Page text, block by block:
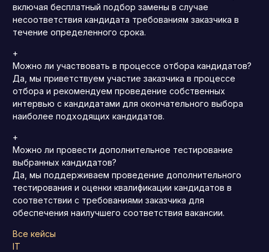
включая бесплатный подбор замены в случае
несоответствия кандидата требованиям заказчика в
течение определенного срока.
+
Можно ли участвовать в процессе отбора кандидатов?
Да, мы приветствуем участие заказчика в процессе
отбора и рекомендуем проведение собственных
интервью с кандидатами для окончательного выбора
наиболее подходящих кандидатов.
+
Можно ли провести дополнительное тестирование
выбранных кандидатов?
Да, мы поддерживаем проведение дополнительного
тестирования и оценки квалификации кандидатов в
соответствии с требованиями заказчика для
обеспечения наилучшего соответствия вакансии.
Все кейсы
IT